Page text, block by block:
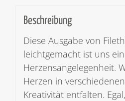
Beschreibung
Diese Ausgabe von
leichtgemacht ist uns
Herzensangelegenheit.
Herzen in
Kreativität entfalten.